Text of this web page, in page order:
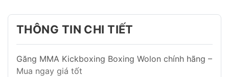
THÔNG TIN CHI TIẾT
Găng MMA Kickboxing Boxing Wolon chính hãng –
Mua ngay giá tốt